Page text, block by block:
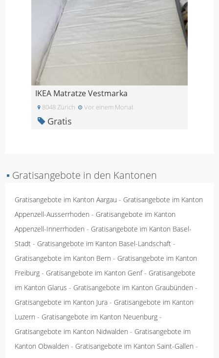
IKEA Matratze Vestmarka
8048 Zürich Vor einem Monat
Gratis
▪ Gratisangebote in den Kantonen
Gratisangebote im Kanton Aargau - Gratisangebote im Kanton
Appenzell-Ausserrhoden - Gratisangebote im Kanton
Appenzell-Innerrhoden - Gratisangebote im Kanton Basel-
Stadt - Gratisangebote im Kanton Basel-Landschaft -
Gratisangebote im Kanton Bern - Gratisangebote im Kanton
Freiburg - Gratisangebote im Kanton Genf- Gratisangebote
im Kanton Glarus - Gratisangebote im Kanton Graubünden -
Gratisangebote im Kanton Jura - Gratisangebote im Kanton
Luzern - Gratisangebote im Kanton Neuenburg -
Gratisangebote im Kanton Nidwalden - Gratisangebote im
Kanton Obwalden - Gratisangebote im Kanton Saint-Gallen -